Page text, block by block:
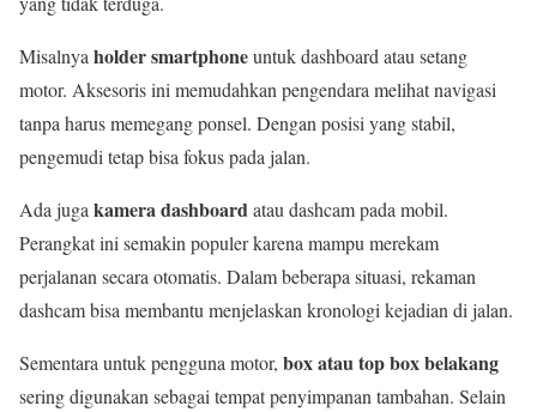
Misalnyaholder smartphoneuntuk dashboard atau setang
motor. Aksesoris ini memudahkan pengendara melihat navigasi
tanpa harus memegang ponsel. Dengan posisi yang stabil,
pengemudi tetap bisa fokus pada jalan.
Ada jugakamera dashboardatau dashcam pada mobil.
Perangkat ini semakin populer karena mampu merekam
perjalanan secara otomatis. Dalam beberapa situasi, rekaman
dashcam bisa membantu menjelaskan kronologi kejadian di jalan.
Sementara untuk pengguna motor, box atau top box belakang
sering digunakan sebagai tempat penyimpanan tambahan. Selain